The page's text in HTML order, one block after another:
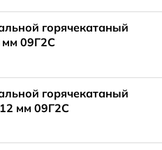
горячекатаный
09Г2С
горячекатаный
мм 09Г2С